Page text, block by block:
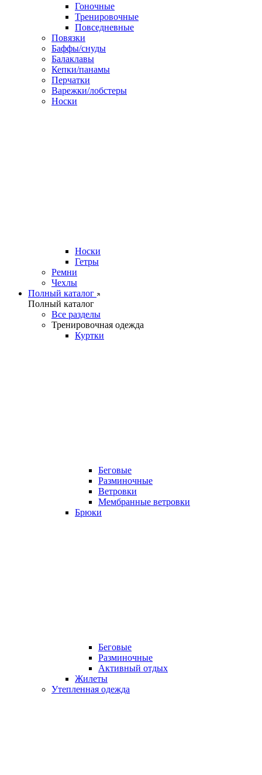
Гоночные
Тренировочные
Повседневные
Повязки
Баффы/снуды
Балаклавы
Кепки/панамы
Перчатки
Варежки/лобстеры
Носки
Носки
Гетры
Ремни
Чехлы
Полный каталог
Полный каталог
Все разделы
Тренировочная одежда
Куртки
Беговые
Разминочные
Ветровки
Мембранные ветровки
Брюки
Беговые
Разминочные
Активный отдых
Жилеты
Утепленная одежда